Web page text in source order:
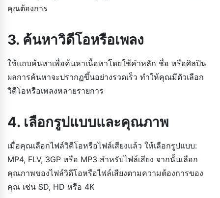
คุณต้องการ
3. ค้นหาวิดีโอหรือเพลง
ใช้แถบค้นหาเพื่อค้นหาเนื้อหาโดยใช้คำหลัก ชื่อ หรือศิลปิน
ผลการค้นหาจะปรากฏขึ้นอย่างรวดเร็ว ทำให้คุณมีตัวเลือก
วิดีโอหรือเพลงหลายรายการ
4. เลือกรูปแบบและคุณภาพ
เมื่อคุณเลือกไฟล์วิดีโอหรือไฟล์เสียงแล้ว ให้เลือกรูปแบบ:
MP4, FLV, 3GP หรือ MP3 สำหรับไฟล์เสียง จากนั้นเลือก
คุณภาพของไฟล์วิดีโอหรือไฟล์เสียงตามความต้องการของ
คุณ เช่น SD, HD หรือ 4K